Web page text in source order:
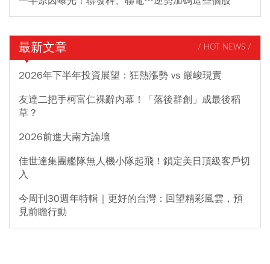
最新文章 / HOT NEWS /
2026年下半年投資展望：狂熱漲勢 vs 嚴峻現實
友達二把手柯富仁裸辭內幕！「落後群創」成最後稻
草？
2026前進大南方論壇
佳世達集團艦隊無人機小隊起飛！鎖定美日頂級客戶切
入
今周刊30週年特輯｜更好的台灣：回望精彩風雲，預
見前瞻行動